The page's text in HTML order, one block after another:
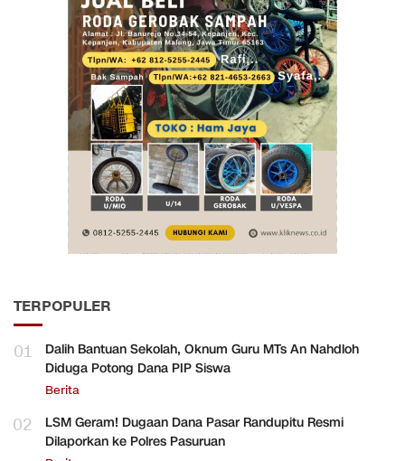
TERPOPULER
01
Dalih Bantuan Sekolah, Oknum Guru MTs An Nahdloh
Diduga Potong Dana PIP Siswa
Berita
02
LSM Geram! Dugaan Dana Pasar Randupitu Resmi
Dilaporkan ke Polres Pasuruan